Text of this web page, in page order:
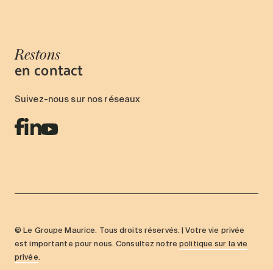
Restons
en contact
Suivez-nous sur nos réseaux
© Le Groupe Maurice. Tous droits réservés. | Votre vie privée
est importante pour nous. Consultez notrepolitique sur la vie
privée.